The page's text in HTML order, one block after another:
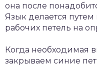
она после
Язык делается
рабочих петель на
Когда необходимая
закрываем синие